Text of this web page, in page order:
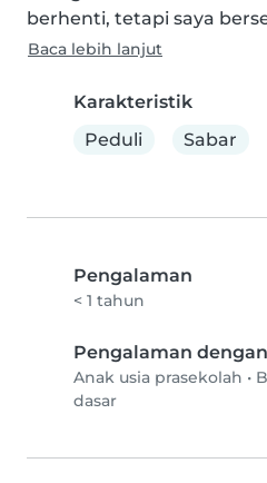
berhenti, tetapi saya
Baca lebih lanjut
Karakteristik
Peduli
Sabar
Pengalaman
< 1 tahun
Pengalaman
Anak usia prasekolah •
dasar